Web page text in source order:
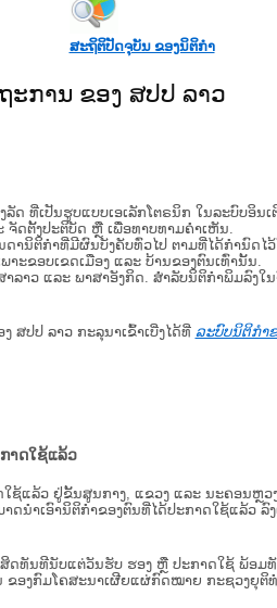
ສະຖິຕິປັດຈຸບັນ ຂອງນິຕິກໍາ
ການ ຂອງ ສປປ ລາວ
ທີ່​ເປັນ​ຮູບ​ແບບ​ເອ​ເລັກ​ໂຕ​ຣ​ນິກ ໃນ​ລະ​ບົບ​ອິນ​ເ
ຈັດ​ຕັ້ງ​ປະ​ຕິ​ບັດ ຫຼື ເພື່ອທາບທາມຄໍາເຫັນ.
າ​ນິ​ຕິ​ກຳ​ທີ່​ມີ​ຜົນ​ບັງ​ຄັບ​ທົ່ວ​ໄປ ຕາມ​ທີ່​ໄດ້​ກຳ​ນົດ​ໄ
ະ​ຂອບ​ເຂດ​ເມືອງ ແລະ ບ້ານ​ຂອງ​ຕົນ​ເທົ່າ​ນັ້ນ.
ລາວ ແລະ ພາສາອັງກິດ. ສໍາລັບນິຕິກຳພິມລົງ
ສປປ ລາວ ກະລຸນາເຂົ້າເບີ່ງໄດ້ທີ່ ລະບົບນິຕິກຳ
າດໃຊ້ແລ້ວ
ຊ້ແລ້ວ ຢູ່ຂັ້ນ​ສູນ​ກາງ, ແຂວງ ແລະ ນະຄອນ
ນຳເອົານິຕິກຳຂອງຕົນທີ່ໄດ້ປະກາດໃຊ້ແລ້ວ
ທັນທີນັບແຕ່ວັນຮັບ ຮອງ ຫຼື ປະກາດໃຊ້ ພ້ອມ
ອງກົມໂຄສະນາເຜີຍແຜ່ກົດໝາຍ ກະຊວງຍຸຕິ